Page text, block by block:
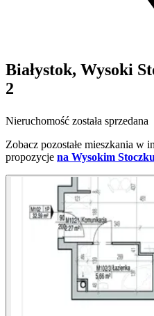
Białystok, Wysoki
2
Nieruchomość została sprzedana
Zobacz pozostałe mieszkania w
propozycje na Wysokim Stoczku